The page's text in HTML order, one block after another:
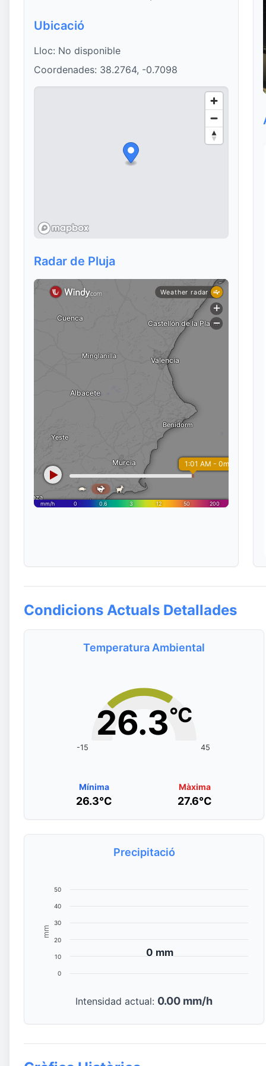
Ubicació
Lloc: No disponible
Coordenades: 38.2764, -0.7098
Radar de Pluja
Condicions Actuals Detallades
Temperatura Ambiental
26.3°C
-15 45
Mínima
26.3°C
Màxima
27.6°C
Precipitació
mm
0 mm
0 mm
0
10
20
30
40
50
Intensidad actual: 0.00 mm/h